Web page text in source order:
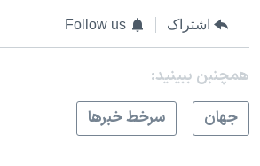
اشتراک Follow us
همچنبن ببینید:
جهان
سرخط خبرها